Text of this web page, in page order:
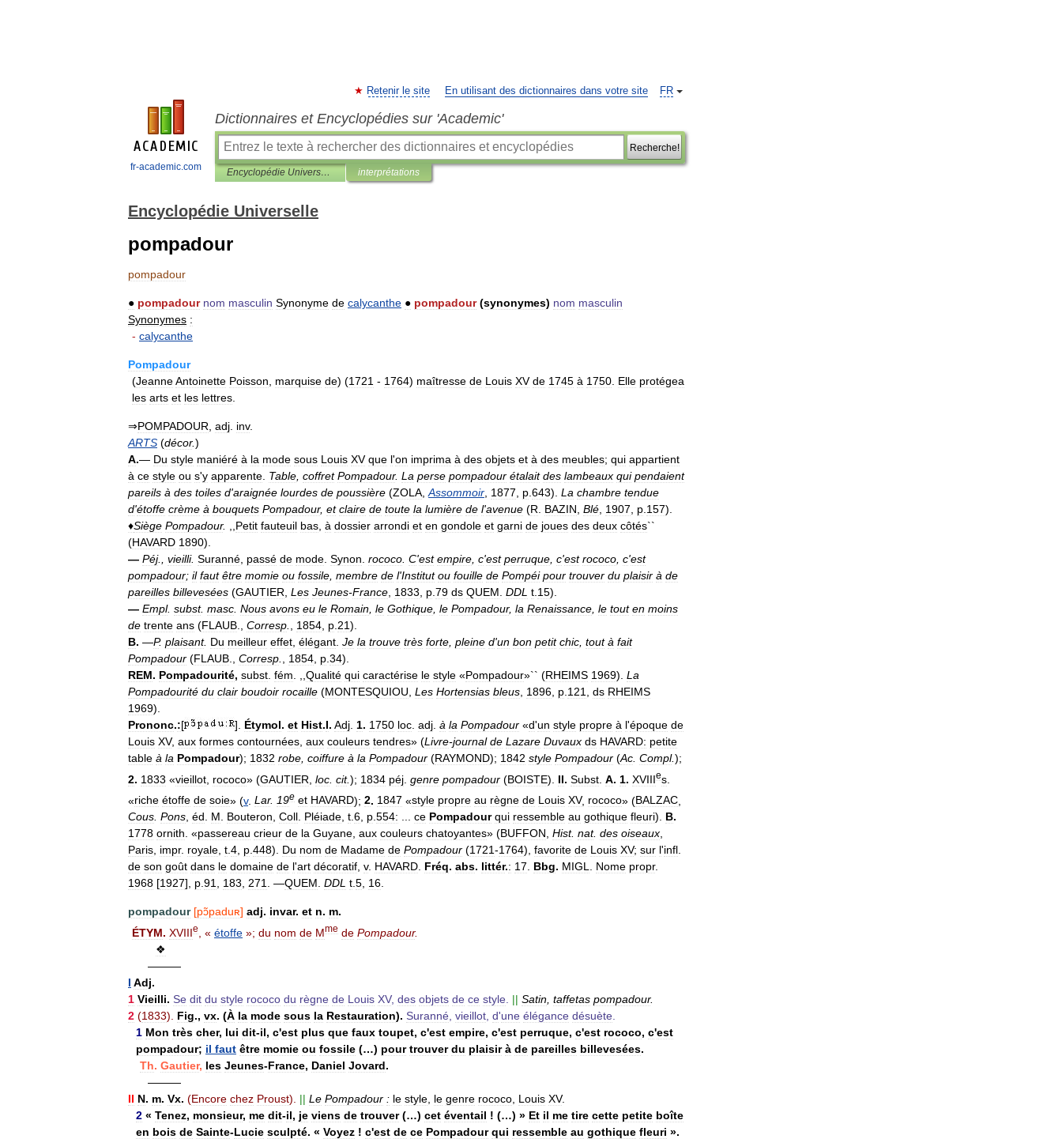
fr-academic.com
FR
Retenir le site En utilisant des dictionnaires dans votre site
Dictionnaires et Encyclopédies sur 'Academic'
Recherche!
Encyclopédie Universelle interprétations
Encyclopédie Universelle
pompadour
pompadour
● pompadour nom masculin Synonyme de calycanthe ● pompadour(synonymes) nom masculin
Synonymes :
- calycanthe
Pompadour
(JeanneAntoinette Poisson marquise de) (1721 - 1764) maîtresse de Louis XV de 1745 à 1750 Elle protégea
les arts et les lettres
⇒POMPADOUR adj inv.
ARTS (décor.)
A.— Du style maniéré à la mode sous Louis XV que l'on imprima à des objets et à des meubles; qui appartient
à ce style ou s'y apparente Table coffret Pompadour. La perse pompadour étalait des lambeaux qui pendaient
pareils à des toiles d'araignée lourdes de poussière (ZOLA Assommoir 1877 p 643). La chambre tendue
d'étoffe crème à bouquets Pompadour, et claire de toute la lumière de l'avenue (R BAZIN Blé 1907 p 157).
♦Siège Pompadour. Petit fauteuil bas à dossier arrondi et en gondole et garni de joues des deux côtés``
(HAVARD 1890).
— Péj., vieilli. Suranné passé de mode Synon rococo C'est empire c'est perruque c'est rococo c'est
pompadour; il faut être momie ou fossile membre de l'Institut ou fouille de Pompéi pour trouver du plaisir à de
pareilles billevesées (GAUTIER Les Jeunes-France 1833 p 79 ds QUEM DDL t 15).
— Empl. subst. masc Nous avons eu le Romain le Gothique le Pompadour, la Renaissance le tout en moins
de trente ans (FLAUB Corresp 1854 p 21).
B. —P. plaisant. Du meilleur effet élégant Je la trouve très forte pleine d'un bon petit chic tout à fait
Pompadour (FLAUB Corresp 1854 p 34).
REM. Pompadourité, subst fém Qualité qui caractérise le style «Pompadour»`` (RHEIMS 1969). La
Pompadourité du clair boudoir rocaille (MONTESQUIOU Les Hortensias bleus 1896 p 121 ds RHEIMS
1969).
Prononc.:[ ]. Étymol. et Hist.I. Adj 1. 1750 loc adj à la Pompadour «d'un style propre à l'époque de
Louis XV, aux formes contournées aux couleurs tendres» (Livre-journal de Lazare Duvaux ds HAVARD: petite
table à la Pompadour); 1832 robe coiffure à la Pompadour (RAYMOND); 1842 style Pompadour (Ac Compl.);
2. 1833 «vieillot rococo» (GAUTIER loc cit.); 1834 péj genre pompadour (BOISTE). II. Subst A. 1. XVIIIes
«riche étoffe de soie» (v. Lar. 19e et HAVARD); 2. 1847 «style propre au règne de Louis XV, rococo» (BALZAC
Cous. Pons, éd. M. Bouteron, Coll. Pléiade, t.6, p.554: ... ce Pompadour qui ressemble au gothique fleuri). B.
1778 ornith. «passereau crieur de la Guyane, aux couleurs chatoyantes» (BUFFON, Hist. nat. des oiseaux,
Paris, impr. royale, t.4, p.448). Du nom de Madame de Pompadour (1721-1764), favorite de Louis XV; sur l'infl.
de son goût dans le domaine de l'art décoratif, v. HAVARD. Fréq. abs. littér.: 17. Bbg. MIGL. Nome propr.
1968 [1927], p.91, 183, 271. —QUEM. DDL t.5, 16.
pompadour [pɔ̃paduʀ] adj. invar. et n. m.
ÉTYM. XVIIIe , « étoffe »; du nom de Mme de Pompadour.
❖
———
I Adj.
1 Vieilli. Se dit du style rococo du règne de Louis XV, des objets de ce style || Satin taffetas pompadour.
2 (1833). Fig., vx. (À la mode sous la Restauration). Suranné vieillot d'une élégance désuète
1 Mon très cher, lui dit-il, c'est plus que faux toupet, c'est empire, c'est perruque, c'est rococo, c'est
pompadour; il faut être momie ou fossile (…) pour trouver du plaisir à de pareilles billevesées.
Th. Gautier, les Jeunes-France, Daniel Jovard.
———
II N. m. Vx. (Encore chez Proust). || Le Pompadour : le style le genre rococo Louis XV.
2 « Tenez, monsieur, me dit-il, je viens de trouver(…) cet éventail ! (…) » Et il me tire cette petite boîte
en bois de Sainte-Lucie sculpté. « Voyez ! c'est de ce Pompadour qui ressemble au gothique fleuri ».